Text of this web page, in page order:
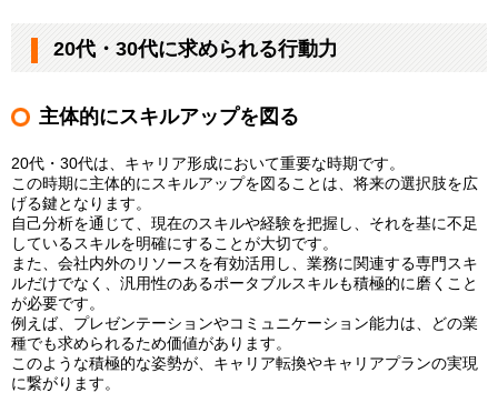
20代・30代に求められる行動力
主体的にスキルアップを図る
20代・30代は、キャリア形成において重要な時期です。
この時期に主体的にスキルアップを図ることは、将来の選択肢を広
げる鍵となります。
自己分析を通じて、現在のスキルや経験を把握し、それを基に不足
しているスキルを明確にすることが大切です。
また、会社内外のリソースを有効活用し、業務に関連する専門スキ
ルだけでなく、汎用性のあるポータブルスキルも積極的に磨くこと
が必要です。
例えば、プレゼンテーションやコミュニケーション能力は、どの業
種でも求められるため価値があります。
このような積極的な姿勢が、キャリア転換やキャリアプランの実現
に繋がります。